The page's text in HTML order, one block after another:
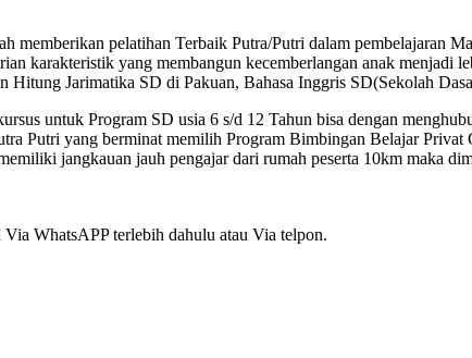
pelatihan Terbaik Putra/Putri dalam pembelajaran
karakteristik yang membangun kecemberlangan anak menjadi
Hitung Jarimatika SD di Pakuan, Bahasa Inggris SD(Sekolah
untuk Program SD usia 6 s/d 12 Tahun bisa dengan
Putri yang berminat memilih Program Bimbingan Belajar Privat
jangkauan jauh pengajar dari rumah peserta 10km maka
WhatsAPP terlebih dahulu atau Via telpon.